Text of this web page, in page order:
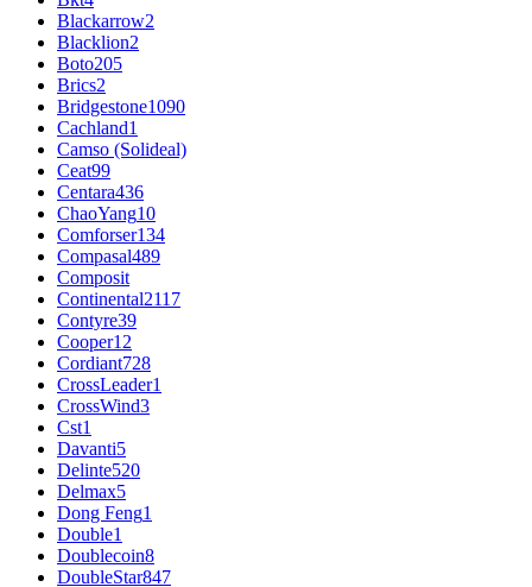
Blackarrow2
Blacklion2
Boto205
Brics2
Bridgestone1090
Cachland1
Camso (Solideal)
Ceat99
Centara436
ChaoYang10
Comforser134
Compasal489
Composit
Continental2117
Contyre39
Cooper12
Cordiant728
CrossLeader1
CrossWind3
Cst1
Davanti5
Delinte520
Delmax5
Dong Feng1
Double1
Doublecoin8
DoubleStar847